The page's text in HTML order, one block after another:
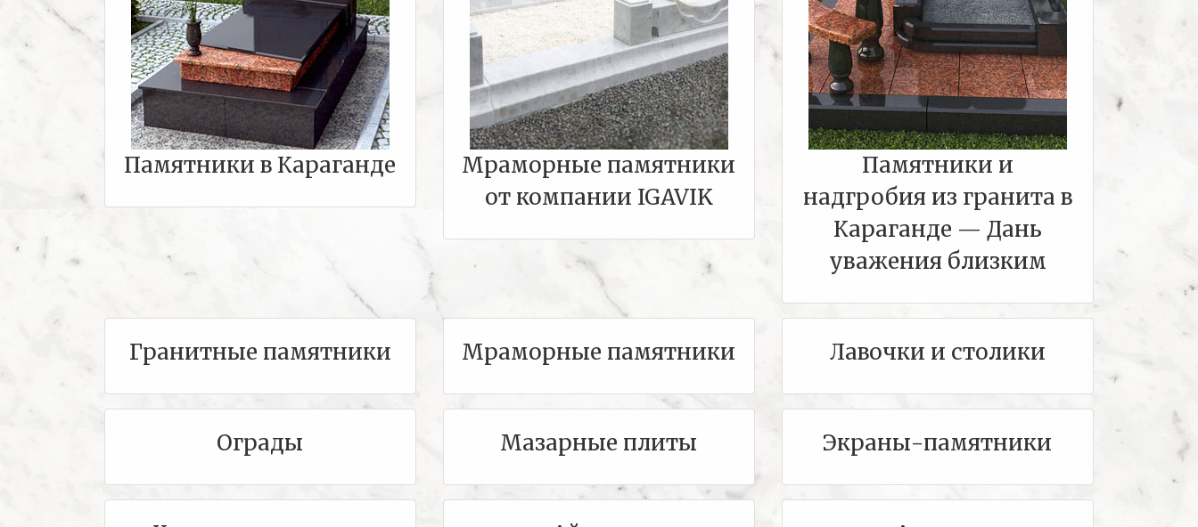
Памятники в Караганде
Мраморные памятники
от компании IGAVIK
Памятники и
надгробия из гранита в
Караганде — Дань
уважения близким
Гранитные памятники Мраморные памятники Лавочки и столики
Ограды Мазарные плиты Экраны-памятники